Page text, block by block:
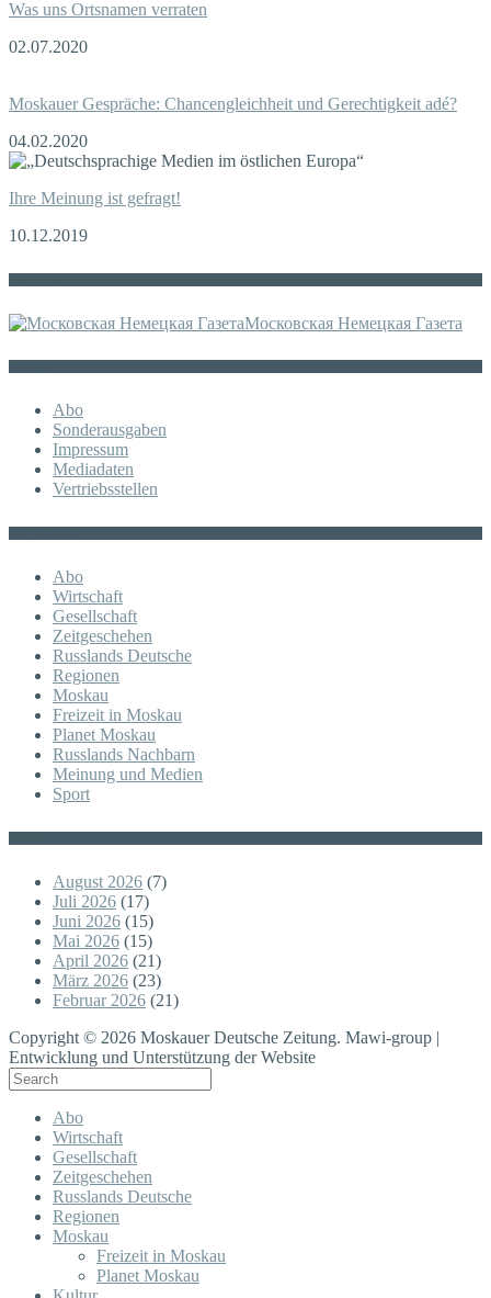
Was uns Ortsnamen verraten
02.07.2020
Moskauer Gespräche: Chancengleichheit und Gerechtigkeit adé?
04.02.2020
Ihre Meinung ist gefragt!
10.12.2019
Московская Немецкая Газета
Abo
Sonderausgaben
Impressum
Mediadaten
Vertriebsstellen
Abo
Wirtschaft
Gesellschaft
Zeitgeschehen
Russlands Deutsche
Regionen
Moskau
Freizeit in Moskau
Planet Moskau
Russlands Nachbarn
Meinung und Medien
Sport
August 2026 (7)
Juli 2026 (17)
Juni 2026 (15)
Mai 2026 (15)
April 2026 (21)
März 2026 (23)
Februar 2026 (21)
Copyright © 2026 Moskauer Deutsche Zeitung. Mawi-group |
Entwicklung und Unterstützung der Website
Abo
Wirtschaft
Gesellschaft
Zeitgeschehen
Russlands Deutsche
Regionen
Moskau
Freizeit in Moskau
Planet Moskau